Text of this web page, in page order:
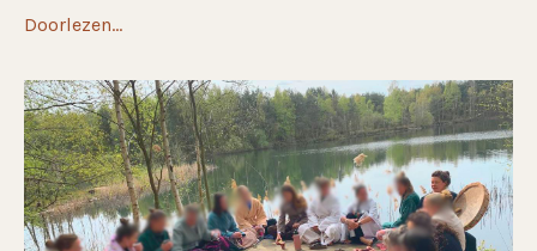
Doorlezen...